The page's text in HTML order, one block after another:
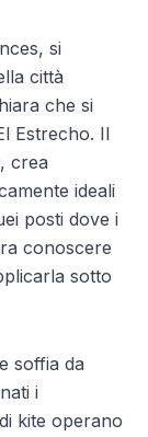
si
città
che si
Estrecho. Il
crea
ideali
posti dove i
conoscere
sotto
soffia da
i
kite operano